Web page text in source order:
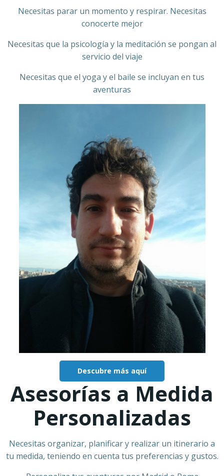
Necesitas parar un momento y respirar. Necesitas
conocerte mejor
Necesitas que la psicología y la meditación se pongan al
servicio del viaje
Necesitas que el yoga y el baile se incluyan en tus
aventuras
Descubre más aquí
Asesorías a Medida
Personalizadas
Necesitas organizar, planificar y realizar un itinerario a
tu medida, teniendo en cuenta tus preferencias y gustos.